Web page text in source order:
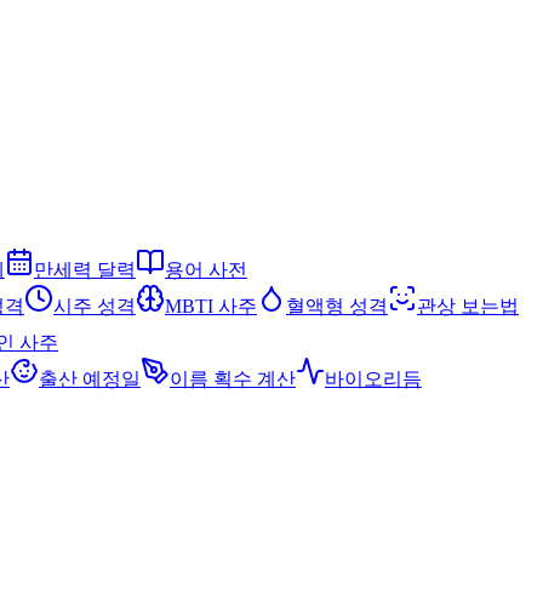
만세력 달력
용어 사전
격 시주 성격 MBTI 사주 혈액형 성격
관상 보는법
사주
출산 예정일 이름 획수 계산
바이오리듬